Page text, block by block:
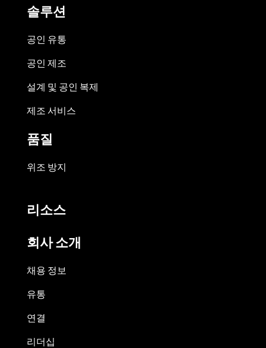
솔루션
공인 유통
공인 제조
설계 및 공인 복제
제조 서비스
품질
위조 방지
리소스
회사 소개
채용 정보
유통
연결
리더십